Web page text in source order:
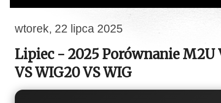
wtorek, 22 lipca 2025
Lipiec - 2025 Porównanie M2U
VS WIG20 VS WIG